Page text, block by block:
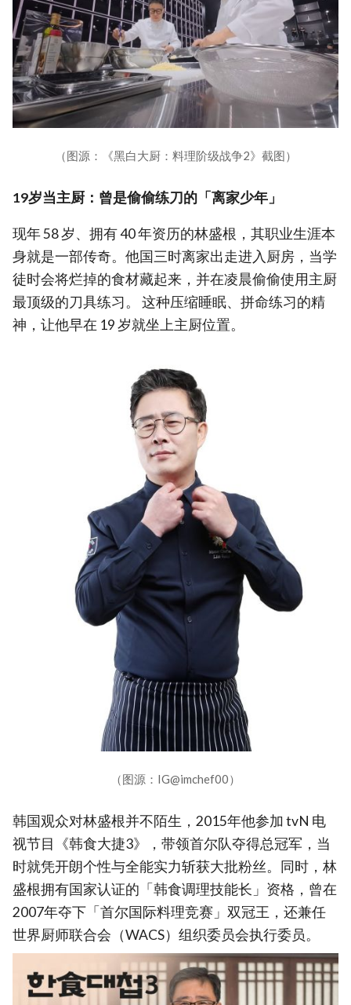
（图源：《黑白大厨：料理阶级战争2》截图）
19岁当主厨：曾是偷偷练刀的「离家少年」
现年 58 岁、拥有 40 年资历的林盛根，其职业生涯本
身就是一部传奇。他国三时离家出走进入厨房，当学
徒时会将烂掉的食材藏起来，并在凌晨偷偷使用主厨
最顶级的刀具练习。 这种压缩睡眠、拼命练习的精
神，让他早在 19 岁就坐上主厨位置。
（图源：IG@imchef00）
韩国观众对林盛根并不陌生，2015年他参加 tvN 电
视节目《韩食大捷3》，带领首尔队夺得总冠军，当
时就凭开朗个性与全能实力斩获大批粉丝。同时，林
盛根拥有国家认证的「韩食调理技能长」资格，曾在
2007年夺下「首尔国际料理竞赛」双冠王，还兼任
世界厨师联合会（WACS）组织委员会执行委员。